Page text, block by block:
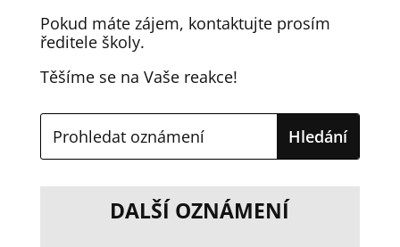
Pokud máte zájem, kontaktujte prosím
ředitele školy.
Těšíme se na Vaše reakce!
DALŠÍ OZNÁMENÍ